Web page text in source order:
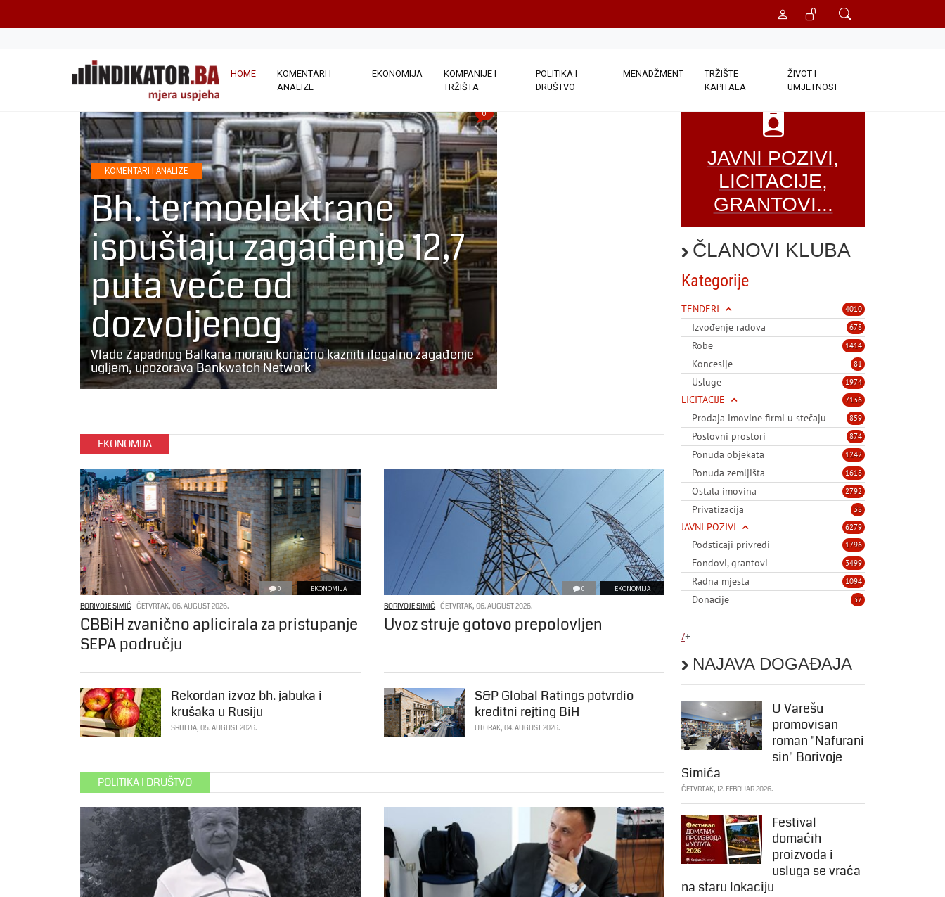
HOME
KOMENTARI I
ANALIZE
EKONOMIJA
KOMPANIJE I
TRŽIŠTA
POLITIKA I
DRUŠTVO
MENADŽMENT
TRŽIŠTE
KAPITALA
ŽIVOT I
UMJETNOST
KOMENTARI I ANALIZE
Bh. termoelektrane
ispuštaju zagađenje 12,7
puta veće od
dozvoljenog
Vlade Zapadnog Balkana moraju konačno kazniti ilegalno zagađenje
ugljem, upozorava Bankwatch Network
0
EKONOMIJA
0 EKONOMIJA
BORIVOJE SIMIĆ ČETVRTAK, 06. AUGUST 2026.
CBBiH zvanično aplicirala za pristupanje
SEPA području
0 EKONOMIJA
BORIVOJE SIMIĆ ČETVRTAK, 06. AUGUST 2026.
Uvoz struje gotovo prepolovljen
Rekordan izvoz bh. jabuka i
krušaka u Rusiju
SRIJEDA, 05. AUGUST 2026.
S&P Global Ratings potvrdio
kreditni rejting BiH
UTORAK, 04. AUGUST 2026.
POLITIKA I DRUŠTVO
JAVNI POZIVI,
LICITACIJE,
GRANTOVI...
ČLANOVI KLUBA
Kategorije
4010
TENDERI
678
Izvođenje radova
1414
Robe
81
Koncesije
1974
Usluge
7136
LICITACIJE
859
Prodaja imovine firmi u stečaju
874
Poslovni prostori
1242
Ponuda objekata
1618
Ponuda zemljišta
2792
Ostala imovina
38
Privatizacija
6279
JAVNI POZIVI
1796
Podsticaji privredi
3499
Fondovi, grantovi
1094
Radna mjesta
37
Donacije
/+
NAJAVA DOGAĐAJA
U Varešu
promovisan
roman "Nafurani
sin" Borivoje
Simića
ČETVRTAK, 12. FEBRUAR 2026.
Festival
domaćih
proizvoda i
usluga se vraća
na staru lokaciju